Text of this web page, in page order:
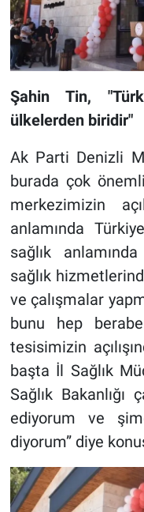
Şahin Tin,
ülkelerden biridir"
Ak Parti Denizli
burada çok
merkezimizin
anlamında
sağlık
sağlık
ve çalışmalar
bunu hep
tesisimizin
başta İl Sağlık
Sağlık Bakanlığı
ediyorum ve
diyorum” diye